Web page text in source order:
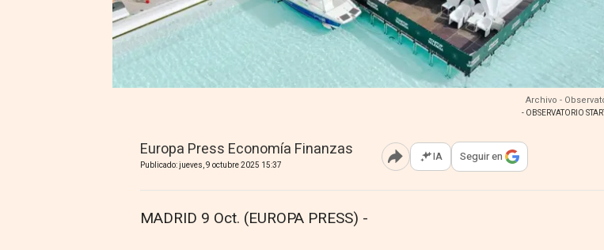
Archivo -
- OBSERVATORIO
Europa Press Economía Finanzas
Publicado: jueves, 9 octubre 2025 15:37 Abrir opciones para compartir
IA Seguir en
MADRID 9 Oct. (EUROPA PRESS) -